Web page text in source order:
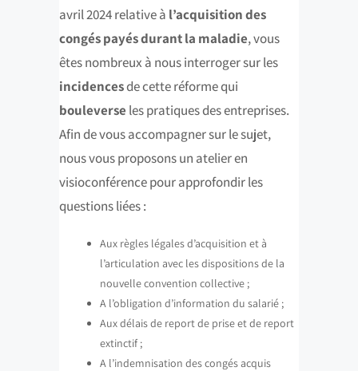
avril 2024 relative à l’acquisition des
congés payés durant la maladie, vous
êtes nombreux à nous interroger sur les
incidencesde cette réforme qui
bouleverse les pratiques des entreprises.
Afin de vous accompagner sur le sujet,
nous vous proposons un atelier en
visioconférence pour approfondir les
questions liées :
Aux règles légales d’acquisition et à
l’articulation avec les dispositions de la
nouvelle convention collective ;
A l’obligation d’information du salarié ;
Aux délais de report de prise et de report
extinctif ;
A l’indemnisation des congés acquis